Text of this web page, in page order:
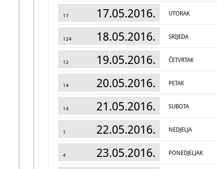
17 17.05.2016. UTORAK
124 18.05.2016. SRIJEDA
12 19.05.2016. ČETVRTAK
14 20.05.2016. PETAK
14 21.05.2016. SUBOTA
1 22.05.2016. NEDJELJA
4 23.05.2016. PONEDJELJAK